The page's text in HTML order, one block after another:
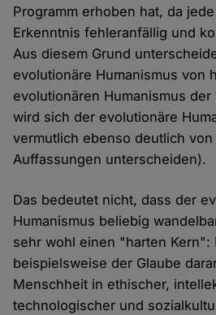
Programm erhoben hat, da
Erkenntnis fehleranfällig und
Aus diesem Grund
evolutionäre Humanismus von
evolutionären Humanismus der
wird sich der evolutionäre
vermutlich ebenso deutlich
Auffassungen unterscheiden).
Das bedeutet nicht, dass der
Humanismus beliebig
sehr wohl einen "harten Kern":
beispielsweise der Glaube
Menschheit in ethischer,
technologischer und